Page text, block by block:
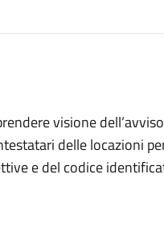
visione
delle locazioni
e del codice